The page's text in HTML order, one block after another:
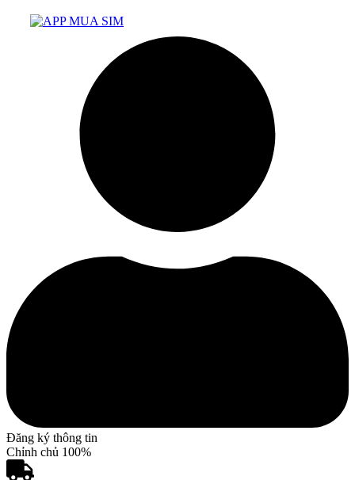
Đăng ký thông tin
Chỉnh chủ 100%